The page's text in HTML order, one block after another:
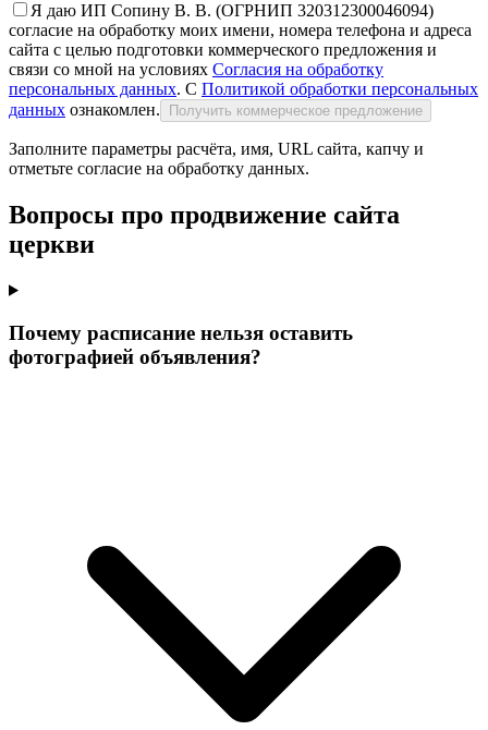
Я даю ИП Сопину В. В. (ОГРНИП 320312300046094)
согласие на обработку моих имени, номера телефона и адреса
сайта с целью подготовки коммерческого предложения и
связи со мной на условиях Согласия на обработку
персональных данных. С Политикой обработки персональных
данных ознакомлен. Получить коммерческое предложение
Заполните параметры расчёта, имя, URL сайта, капчу и
отметьте согласие на обработку данных.
Вопросы про продвижение сайта
церкви
Почему расписание нельзя оставить
фотографией объявления?